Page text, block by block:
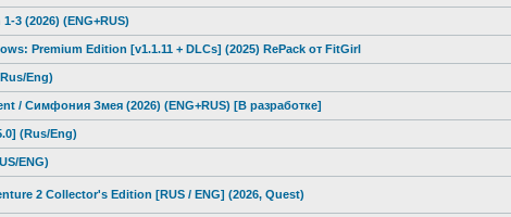
3 (2026) (ENG+RUS)
Premium Edition [v1.1.11 + DLCs] (2025) RePack от FitGirl
Eng)
/ Симфония Змея (2026) (ENG+RUS) [В разработке]
(Rus/Eng)
ENG)
2 Collector's Edition [RUS / ENG] (2026, Quest)